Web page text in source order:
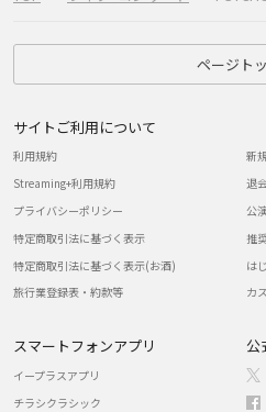
ページト
サイトご利用について
利用規約
Streaming+利用規約
プライバシーポリシー
特定商取引法に基づく表示
特定商取引法に基づく表示(お酒)
旅行業登録表・約款等
新
退
公
推
は
カ
スマートフォンアプリ
イープラスアプリ
チラシクラシック
公